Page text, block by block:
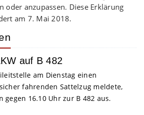
oder anzupassen. Diese Erklärung
am 7. Mai 2018.
auf B 482
am Dienstag einen
fahrenden Sattelzug meldete,
gegen 16.10 Uhr zur B 482 aus.